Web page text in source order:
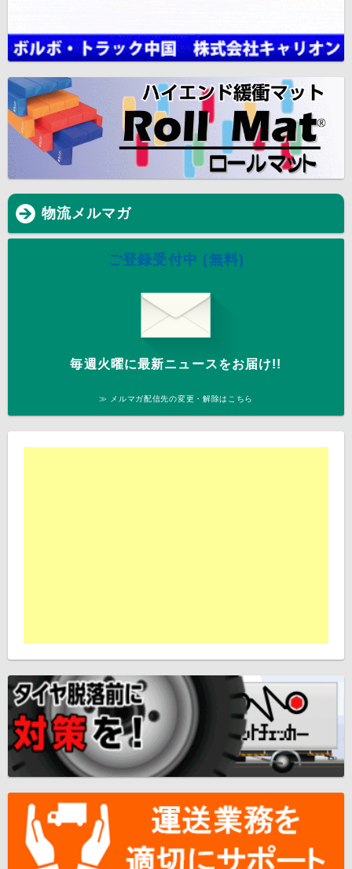
物流メルマガ
ご登録受付中 (無料)
毎週火曜に最新ニュースをお届け!!
≫ メルマガ配信先の変更・解除はこちら